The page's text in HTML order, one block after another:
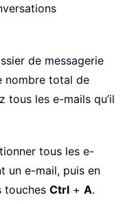
de messagerie
nombre total de
tous les e-mails qu’il
tous les e-
un e-mail, puis en
touches Ctrl + A.